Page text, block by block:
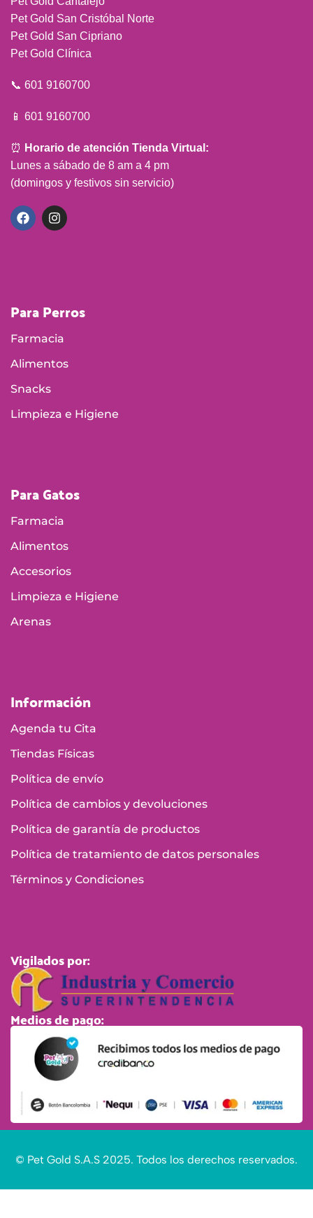
Pet Gold San Cristóbal Norte
Pet Gold San Cipriano
Pet Gold Clínica
📞 601 9160700
📱 601 9160700
⏰ Horario de atención Tienda Virtual:
Lunes a sábado de 8 am a 4 pm
(domingos y festivos sin servicio)
Para Perros
Farmacia
Alimentos
Snacks
Limpieza e Higiene
Para Gatos
Farmacia
Alimentos
Accesorios
Limpieza e Higiene
Arenas
Información
Agenda tu Cita
Tiendas Físicas
Política de envío
Política de cambios y devoluciones
Política de garantía de productos
Política de tratamiento de datos personales
Términos y Condiciones
Vigilados por:
Medios de pago:
© Pet Gold S.A.S 2025. Todos los derechos reservados.